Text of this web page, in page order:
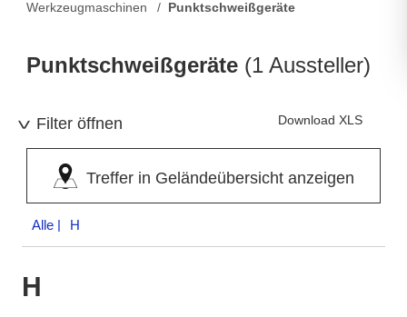
Werkzeugmaschinen
Punktschweißgeräte
Punktschweißgeräte (1 Aussteller)
Filter öffnen Download XLS
Treffer in Geländeübersicht anzeigen
Alle | H
H